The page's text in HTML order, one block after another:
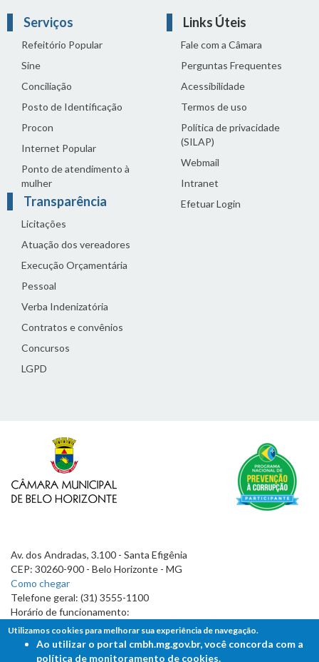
Serviços
Refeitório Popular
Sine
Conciliação
Posto de Identificação
Procon
Internet Popular
Ponto de atendimento à
mulher
Transparência
Licitações
Atuação dos vereadores
Execução Orçamentária
Pessoal
Verba Indenizatória
Contratos e convênios
Concursos
LGPD
Links Úteis
Fale com a Câmara
Perguntas Frequentes
Acessibilidade
Termos de uso
Política de privacidade
(SILAP)
Webmail
Intranet
Efetuar Login
Av. dos Andradas, 3.100 - Santa Efigênia
CEP: 30260-900 - Belo Horizonte - MG
Como chegar
Telefone geral: (31) 3555-1100
Horário de funcionamento:
7h às 19h
Utilizamos cookies para melhorar sua experiência de navegação.
Ao utilizar o portal cmbh.mg.gov.br, você concorda com a
política de monitoramento de cookies.